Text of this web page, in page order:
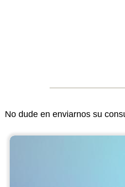
No dude en enviarnos su